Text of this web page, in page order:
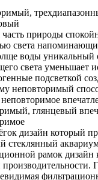
природы
света
воды уникальный
света уменьшает
подсветкой
неповторимый
глянцевый
дизайн который
стеклянный
рамок дизайн